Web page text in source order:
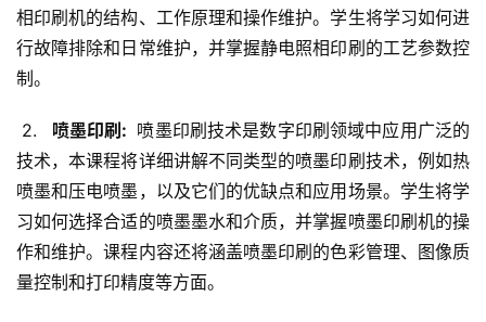
相印刷机的结构、工作原理和操作维护。学生将学习如何进
行故障排除和日常维护，并掌握静电照相印刷的工艺参数控
制。
2.
  喷墨印刷:
喷墨印刷技术是数字印刷领域中应用广泛的
技术，本课程将详细讲解不同类型的喷墨印刷技术，例如热
喷墨和压电喷墨，以及它们的优缺点和应用场景。学生将学
习如何选择合适的喷墨墨水和介质，并掌握喷墨印刷机的操
作和维护。课程内容还将涵盖喷墨印刷的色彩管理、图像质
量控制和打印精度等方面。